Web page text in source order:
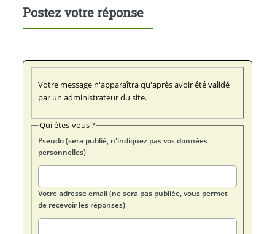
Postez votre réponse
Votre message n'apparaîtra qu'après avoir été validé
par un administrateur du site.
Qui êtes-vous ?
Pseudo (sera publié, n'indiquez pas vos données
personnelles)
Votre adresse email (ne sera pas publiée, vous permet
de recevoir les réponses)